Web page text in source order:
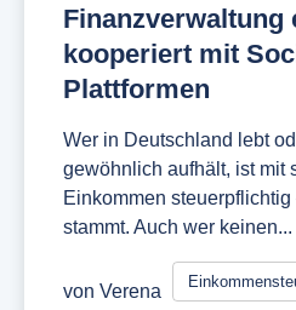
Finanzverwaltung
kooperiert mit
Plattformen
Wer in Deutschland lebt
gewöhnlich aufhält, ist mit
Einkommen
stammt. Auch wer keinen...
von Verena